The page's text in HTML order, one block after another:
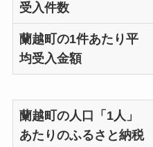
受入件数
蘭越町の1件あたり平
均受入金額
蘭越町の人口「1人」
あたりのふるさと納税